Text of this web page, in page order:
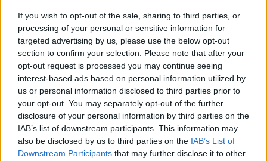
If you wish to opt-out of the sale, sharing to third parties, or
processing of your personal or sensitive information for
targeted advertising by us, please use the below opt-out
section to confirm your selection. Please note that after your
opt-out request is processed you may continue seeing
interest-based ads based on personal information utilized by
us or personal information disclosed to third parties prior to
your opt-out. You may separately opt-out of the further
disclosure of your personal information by third parties on the
IAB’s list of downstream participants. This information may
also be disclosed by us to third parties on the IAB’s List of
Downstream Participants that may further disclose it to other
Fotó: vilaganyam.hu
Közreműködők:
Horváth Kristóf “Színész Bob”, slammer